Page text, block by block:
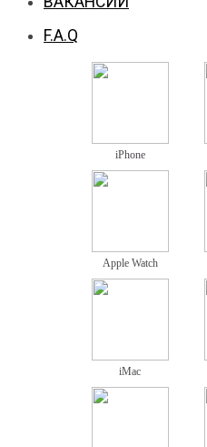
F.A.Q
iPhone
Apple Watch
iMac